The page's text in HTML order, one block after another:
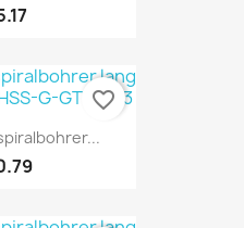
favorite_border